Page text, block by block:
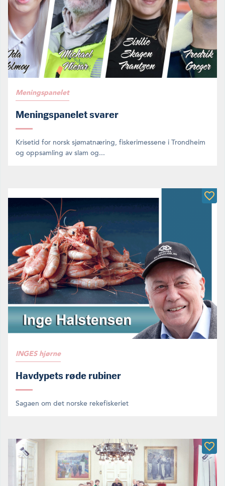
Meningspanelet
Meningspanelet svarer
Krisetid for norsk sjømatnæring, fiskerimessene i Trondheim
og oppsamling av slam og...
INGES hjørne
Havdypets røde rubiner
Sagaen om det norske rekefiskeriet